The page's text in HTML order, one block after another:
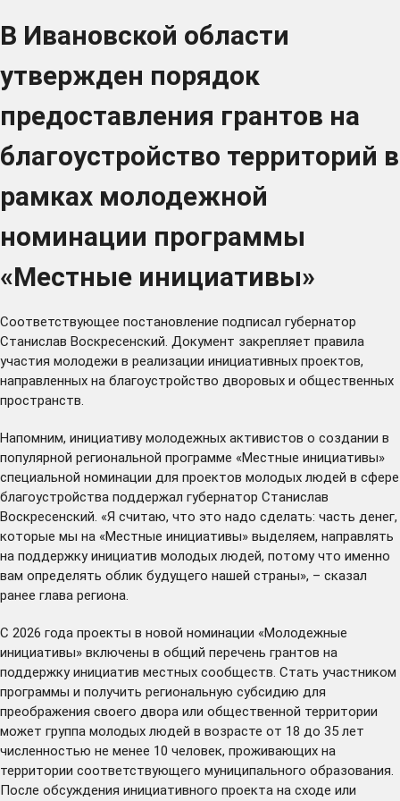
В Ивановской области
утвержден порядок
предоставления грантов на
благоустройство территорий в
рамках молодежной
номинации программы
«Местные инициативы»
Соответствующее постановление подписал губернатор
Станислав Воскресенский. Документ закрепляет правила
участия молодежи в реализации инициативных проектов,
направленных на благоустройство дворовых и общественных
пространств.
Напомним, инициативу молодежных активистов о создании в
популярной региональной программе «Местные инициативы»
специальной номинации для проектов молодых людей в сфере
благоустройства поддержал губернатор Станислав
Воскресенский. «Я считаю, что это надо сделать: часть денег,
которые мы на «Местные инициативы» выделяем, направлять
на поддержку инициатив молодых людей, потому что именно
вам определять облик будущего нашей страны», – сказал
ранее глава региона.
С 2026 года проекты в новой номинации «Молодежные
инициативы» включены в общий перечень грантов на
поддержку инициатив местных сообществ. Стать участником
программы и получить региональную субсидию для
преображения своего двора или общественной территории
может группа молодых людей в возрасте от 18 до 35 лет
численностью не менее 10 человек, проживающих на
территории соответствующего муниципального образования.
После обсуждения инициативного проекта на сходе или